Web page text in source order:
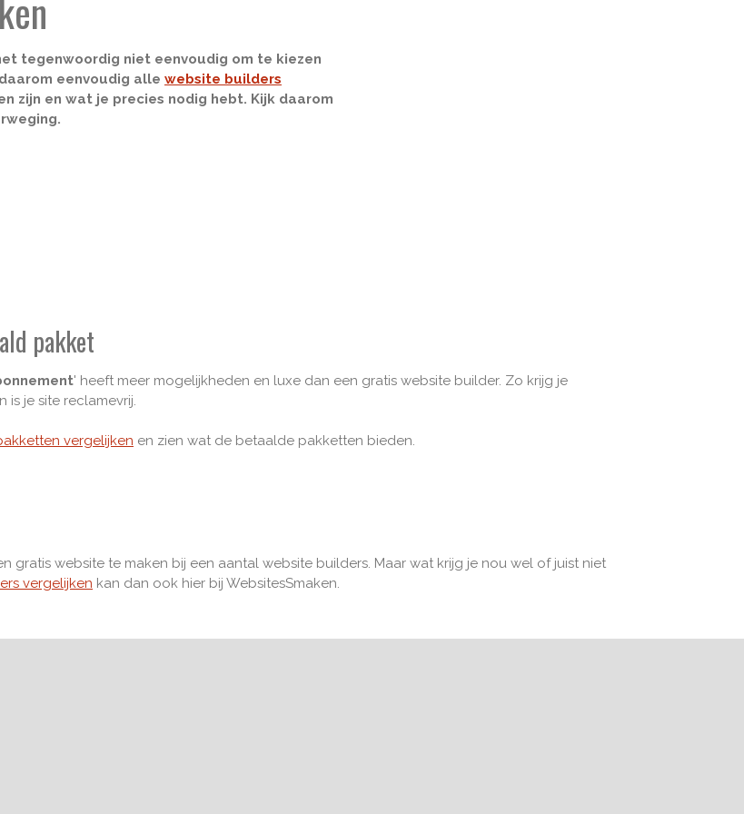
tegenwoordig niet eenvoudig om te kiezen
eenvoudig alle website builders
zijn en wat je precies nodig hebt. Kijk daarom
pakket
' heeft meer mogelijkheden en luxe dan een gratis website builder. Zo krijg je
je site reclamevrij.
vergelijken en zien wat de betaalde pakketten bieden.
gratis website te maken bij een aantal website builders. Maar wat krijg je nou wel of juist niet
vergelijken kan dan ook hier bij WebsitesSmaken.